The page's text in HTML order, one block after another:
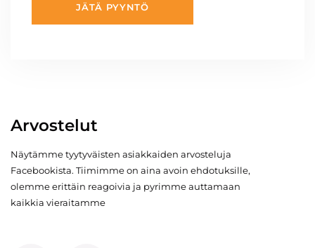
JÄTÄ PYYNTÖ
Arvostelut
Näytämme tyytyväisten asiakkaiden arvosteluja
Facebookista. Tiimimme on aina avoin ehdotuksille,
olemme erittäin reagoivia ja pyrimme auttamaan
kaikkia vieraitamme